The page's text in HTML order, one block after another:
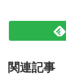
関連記事